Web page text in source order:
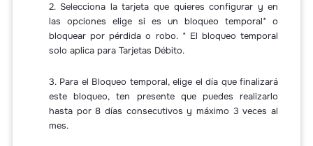
2. Selecciona la tarjeta que quieres configurar y en
las opciones elige si es un bloqueo temporal* o
bloquear por pérdida o robo. * El bloqueo temporal
solo aplica para Tarjetas Débito.
3. Para el Bloqueo temporal, elige el día que finalizará
este bloqueo, ten presente que puedes realizarlo
hasta por 8 días consecutivos y máximo 3 veces al
mes.